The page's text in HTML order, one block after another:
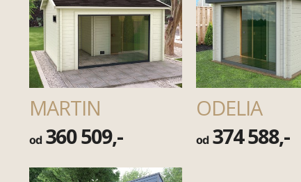
MARTIN
od 360 509,-
ODELIA
od 374 588,-